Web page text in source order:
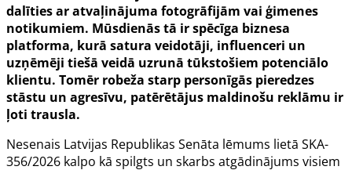
dalīties ar atvaļinājuma fotogrāfijām vai ģimenes
notikumiem. Mūsdienās tā ir spēcīga biznesa
platforma, kurā satura veidotāji, influenceri un
uzņēmēji tiešā veidā uzrunā tūkstošiem potenciālo
klientu. Tomēr robeža starp personīgās pieredzes
stāstu un agresīvu, patērētājus maldinošu reklāmu ir
ļoti trausla.
Nesenais Latvijas Republikas Senāta lēmums lietā SKA-
356/2026 kalpo kā spilgts un skarbs atgādinājums visiem